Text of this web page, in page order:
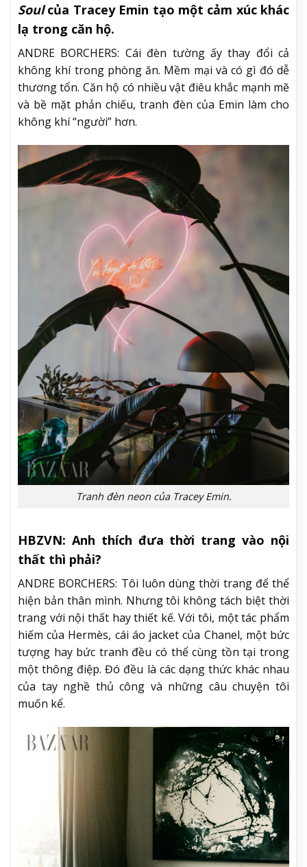
Soulcủa Tracey Emin tạo một cảm xúc khác
lạ trong căn hộ.
ANDRE BORCHERS: Cái đèn tường ấy thay đổi cả
không khí trong phòng ăn. Mềm mại và có gì đó dễ
thương tổn. Căn hộ có nhiều vật điêu khắc mạnh mẽ
và bề mặt phản chiếu, tranh đèn của Emin làm cho
không khí “người” hơn.
Tranh đèn neon của Tracey Emin.
HBZVN: Anh thích đưa thời trang vào nội
thất thì phải?
ANDRE BORCHERS: Tôi luôn dùng thời trang để thể
hiện bản thân mình. Nhưng tôi không tách biệt thời
trang với nội thất hay thiết kế. Với tôi, một tác phẩm
hiếm của Hermès, cái áo jacket của Chanel, một bức
tượng hay bức tranh đều có thể cùng tồn tại trong
một thông điệp. Đó đều là các dạng thức khác nhau
của tay nghề thủ công và những câu chuyện tôi
muốn kể.